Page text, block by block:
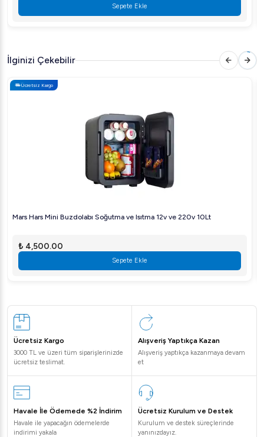
Sepete Ekle
İlginizi Çekebilir
Ücretsiz Kargo
Mars Hars Mini Buzdolabı Soğutma ve Isıtma 12v ve 220v 10Lt
₺ 4,500.00
Sepete Ekle
Ücretsiz Kargo
3000 TL ve üzeri tüm siparişlerinizde
ücretsiz teslimat.
Alışveriş Yaptıkça Kazan
Alışveriş yaptıkça kazanmaya devam
et
Havale İle Ödemede %2 İndirim
Havale ile yapacağın ödemelerde
indirimi yakala
Ücretsiz Kurulum ve Destek
Kurulum ve destek süreçlerinde
yanınızdayız.